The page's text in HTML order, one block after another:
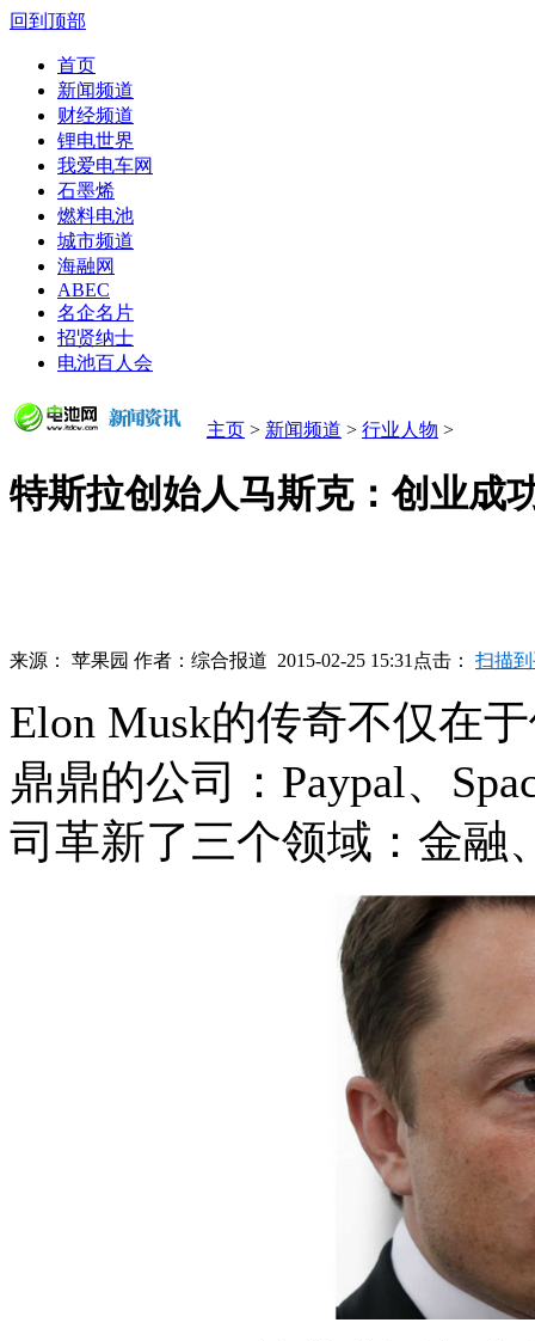
回到顶部
首页
新闻频道
财经频道
锂电世界
我爱电车网
石墨烯
燃料电池
城市频道
海融网
ABEC
名企名片
招贤纳士
电池百人会
主页 > 新闻频道 > 行业人物 >
特斯拉创始人马斯克：创业成
来源： 苹果园 作者： 综合报道 2015-02-25 15:31 点击： 扫描
Elon Musk的传奇不仅在
鼎鼎的公司：Paypal、
司革新了三个领域：金融